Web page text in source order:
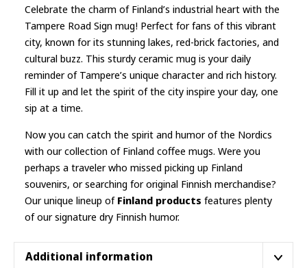
Celebrate the charm of Finland’s industrial heart with the
Tampere Road Sign mug! Perfect for fans of this vibrant
city, known for its stunning lakes, red-brick factories, and
cultural buzz. This sturdy ceramic mug is your daily
reminder of Tampere’s unique character and rich history.
Fill it up and let the spirit of the city inspire your day, one
sip at a time.
Now you can catch the spirit and humor of the Nordics
with our collection of Finland coffee mugs. Were you
perhaps a traveler who missed picking up Finland
souvenirs, or searching for original Finnish merchandise?
Our unique lineup of Finland products features plenty
of our signature dry Finnish humor.
Additional information